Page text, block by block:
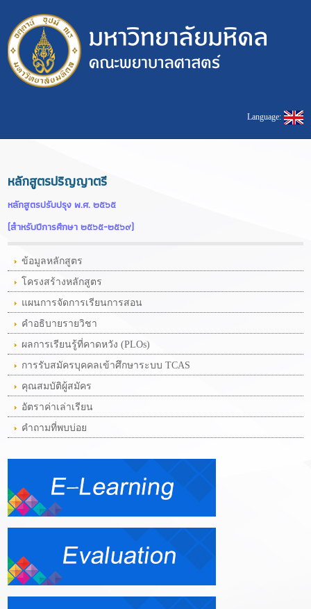
Language:
หลักสูตรปริญญาตรี
หลักสูตรปรับปรุง พ.ศ. ๒๕๖๕
(สำหรับปีการศึกษา ๒๕๖๕-๒๕๖๙)
ข้อมูลหลักสูตร
โครงสร้างหลักสูตร
แผนการจัดการเรียนการสอน
คำอธิบายรายวิชา
ผลการเรียนรู้ที่คาดหวัง (PLOs)
การรับสมัครบุคคลเข้าศึกษาระบบ TCAS
คุณสมบัติผู้สมัคร
อัตราค่าเล่าเรียน
คำถามที่พบบ่อย